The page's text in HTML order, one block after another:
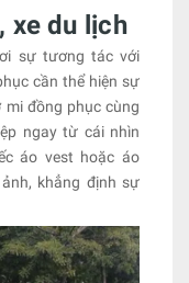
xe du lịch
sự tương tác với
cần thể hiện sự
mi đồng phục cùng
ngay từ cái nhìn
áo vest hoặc áo
khẳng định sự